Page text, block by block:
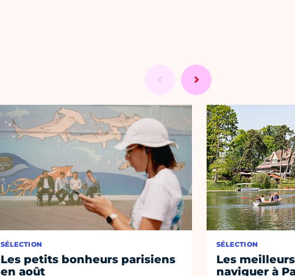
SÉLECTION
Les petits bonheurs parisiens
en août
SÉLECTION
Les
naviguer à